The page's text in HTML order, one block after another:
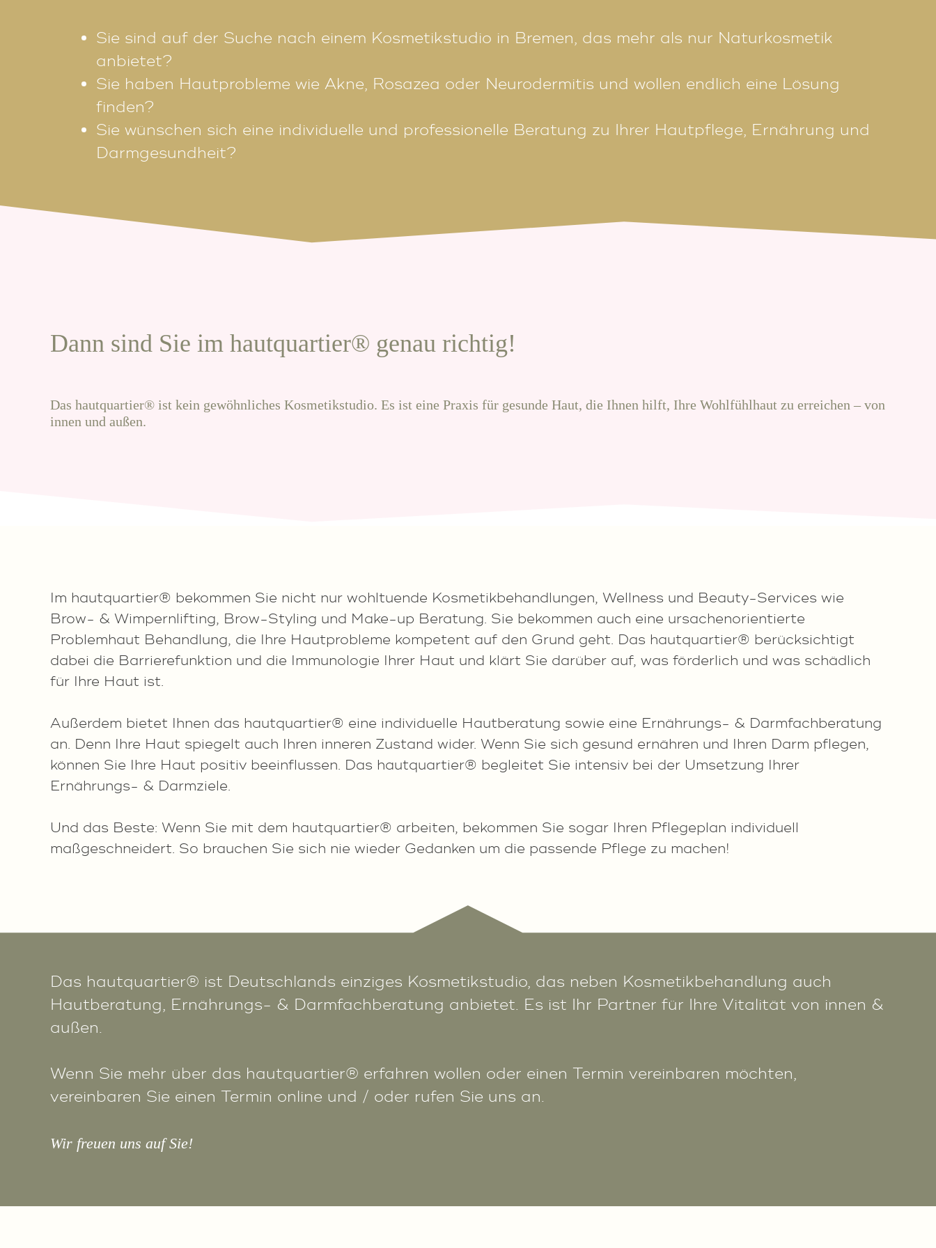
Sie sind auf der Suche nach einem Kosmetikstudio in Bremen, das mehr als nur Naturkosmetik
anbietet?
Sie haben Hautprobleme wie Akne, Rosazea oder Neurodermitis und wollen endlich eine Lösung
finden?
Sie wünschen sich eine individuelle und professionelle Beratung zu Ihrer Hautpflege, Ernährung und
Darmgesundheit?
Dann sind Sie im hautquartier® genau richtig!
Das hautquartier® ist kein gewöhnliches Kosmetikstudio. Es ist eine Praxis für gesunde Haut, die Ihnen hilft, Ihre Wohlfühlhaut zu erreichen – von
innen und außen.
Im hautquartier® bekommen Sie nicht nur wohltuende Kosmetikbehandlungen, Wellness und Beauty-Services wie
Brow- & Wimpernlifting, Brow-Styling und Make-up Beratung. Sie bekommen auch eine ursachenorientierte
Problemhaut Behandlung, die Ihre Hautprobleme kompetent auf den Grund geht. Das hautquartier® berücksichtigt
dabei die Barrierefunktion und die Immunologie Ihrer Haut und klärt Sie darüber auf, was förderlich und was schädlich
für Ihre Haut ist.
Außerdem bietet Ihnen das hautquartier® eine individuelle Hautberatung sowie eine Ernährungs- & Darmfachberatung
an. Denn Ihre Haut spiegelt auch Ihren inneren Zustand wider. Wenn Sie sich gesund ernähren und Ihren Darm pflegen,
können Sie Ihre Haut positiv beeinflussen. Das hautquartier® begleitet Sie intensiv bei der Umsetzung Ihrer
Ernährungs- & Darmziele.
Und das Beste: Wenn Sie mit dem hautquartier® arbeiten, bekommen Sie sogar Ihren Pflegeplan individuell
maßgeschneidert. So brauchen Sie sich nie wieder Gedanken um die passende Pflege zu machen!
Das hautquartier® ist Deutschlands einziges Kosmetikstudio, das neben Kosmetikbehandlung auch
Hautberatung, Ernährungs- & Darmfachberatung anbietet. Es ist Ihr Partner für Ihre Vitalität von innen &
außen.
Wenn Sie mehr über das hautquartier® erfahren wollen oder einen Termin vereinbaren möchten,
vereinbaren Sie einen Termin online und / oder rufen Sie uns an.
Wir freuen uns auf Sie!